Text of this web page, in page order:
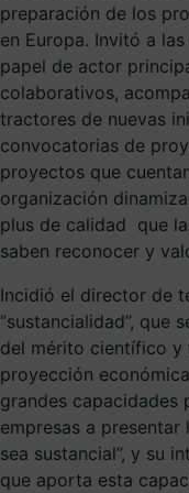
preparación de los
en Europa. Invitó a
papel de actor
colaborativos,
tractores de nuevas
convocatorias de
proyectos que
organización
plus de calidad que
saben reconocer y
Incidió el director de
“sustancialidad”, que
del mérito científico
proyección
grandes capacidades
empresas a
sea sustancial”, y su
que aporta esta